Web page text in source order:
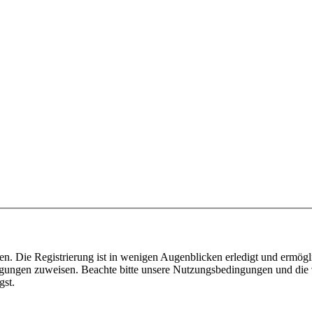
Die Registrierung ist in wenigen Augenblicken erledigt und
zuweisen. Beachte bitte unsere Nutzungsbedingungen und